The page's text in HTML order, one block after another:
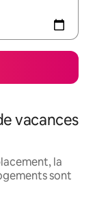
vacances
la
sont